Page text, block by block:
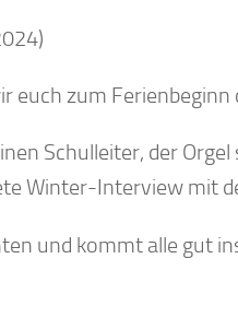
euch zum
Schulleiter, der
Winter-Interview mit
und kommt alle gut